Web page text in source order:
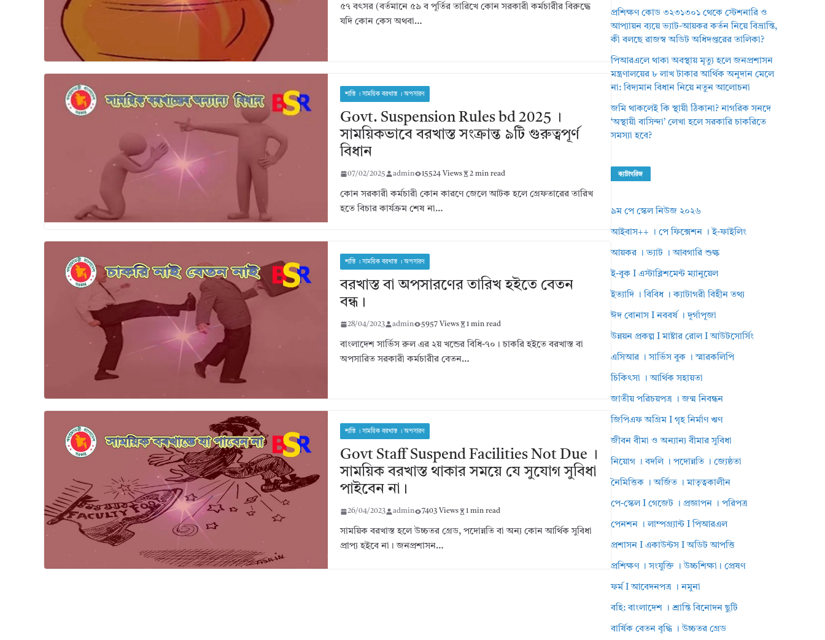
৫৭ বৎসর (বর্তমানে ৫৯ ব পূর্তির তারিখে কোন সরকারী কর্মচারীর বিরুদ্ধে
যদি কোন কেস অথবা…
শাস্তি । সাময়িক বরখাস্ত । অপসারণ
Govt. Suspension Rules bd 2025 ।
সাময়িকভাবে বরখাস্ত সংক্রান্ত ৯টি গুরুত্বপূর্ণ
বিধান
07/02/2025 admin 15524 Views 2 min read
কোন সরকারী কর্মচারী কোন কারণে জেলে আটক হলে গ্রেফতারের তারিখ
হতে বিচার কার্যক্রম শেষ না…
শাস্তি । সাময়িক বরখাস্ত । অপসারণ
বরখাস্ত বা অপসারণের তারিখ হইতে বেতন
বন্ধ।
28/04/2023 admin 5957 Views 1 min read
বাংলাদেশ সার্ভিস রুল এর ২য় খন্ডের বিধি-৭০। চাকরি হইতে বরখাস্ত বা
অপসারিত সরকারী কর্মচারীর বেতন…
শাস্তি । সাময়িক বরখাস্ত । অপসারণ
Govt Staff Suspend Facilities Not Due ।
সাময়িক বরখাস্ত থাকার সময়ে যে সুযোগ সুবিধা
পাইবেন না।
26/04/2023 admin 7403 Views 1 min read
সাময়িক বরখাস্ত হলে উচ্চতর গ্রেড, পদোন্নতি বা অন্য কোন আর্থিক সুবিধা
প্রাপ্য হইবে না। জনপ্রশাসন…
প্রশিক্ষণ কোড ৩২৩১৩০১ থেকে স্টেশনারি ও
আপ্যায়ন ব্যয়ে ভ্যাট-আয়কর কর্তন নিয়ে বিভ্রান্তি,
কী বলছে রাজস্ব অডিট অধিদপ্তরের তালিকা?
পিআরএলে থাকা অবস্থায় মৃত্যু হলে জনপ্রশাসন
মন্ত্রণালয়ের ৮ লাখ টাকার আর্থিক অনুদান মেলে
না: বিদ্যমান বিধান নিয়ে নতুন আলোচনা
জমি থাকলেই কি স্থায়ী ঠিকানা? নাগরিক সনদে
‘অস্থায়ী বাসিন্দা’ লেখা হলে সরকারি চাকরিতে
সমস্যা হবে?
ক্যাটাগরিজ
৯ম পে স্কেল নিউজ ২০২৬
আইবাস++ । পে ফিক্সেশন । ই-ফাইলিং
আয়কর । ভ্যাট । আবগারি শুল্ক
ই-বুক I এস্টাব্লিশমেন্ট ম্যানুয়েল
ইত্যাদি । বিবিধ । ক্যাটাগরী বিহীন তথ্য
ঈদ বোনাস I নববর্ষ । দূর্গাপূজা
উন্নয়ন প্রকল্প I মাষ্টার রোল I আউটসোর্সিং
এসিআর । সার্ভিস বুক । স্মারকলিপি
চিকিৎসা । আর্থিক সহায়তা
জাতীয় পরিচয়পত্র । জন্ম নিবন্ধন
জিপিএফ অগ্রিম I গৃহ নির্মাণ ঋণ
জীবন বীমা ও অন্যান্য বীমার সুবিধা
নিয়োগ । বদলি । পদোন্নতি । জ্যেষ্ঠতা
নৈমিত্তিক । অর্জিত । মাতৃত্বকালীন
পে-স্কেল I গেজেট । প্রজ্ঞাপন । পরিপত্র
পেনশন । লাম্পগ্র্যান্ট I পিআরএল
প্রশাসন I একাউন্টস I অডিট আপত্তি
প্রশিক্ষণ । সংযুক্তি । উচ্চশিক্ষা। প্রেষণ
ফর্ম I আবেদনপত্র । নমুনা
বহি: বাংলাদেশ । শ্রান্তি বিনোদন ছুটি
বার্ষিক বেতন বৃদ্ধি । উচ্চতর গ্রেড